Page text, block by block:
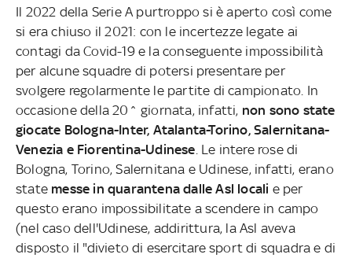
Il 2022 della Serie A purtroppo si è aperto così come
si era chiuso il 2021: con le incertezze legate ai
contagi da Covid-19 e la conseguente impossibilità
per alcune squadre di potersi presentare per
svolgere regolarmente le partite di campionato. In
occasione della 20^ giornata, infatti, non sono state
giocate Bologna-Inter, Atalanta-Torino, Salernitana-
Venezia e Fiorentina-Udinese . Le intere rose di
Bologna, Torino, Salernitana e Udinese, infatti, erano
state messe in quarantena dalle Asl locali e per
questo erano impossibilitate a scendere in campo
(nel caso dell'Udinese, addirittura, la Asl aveva
disposto il "divieto di esercitare sport di squadra e di